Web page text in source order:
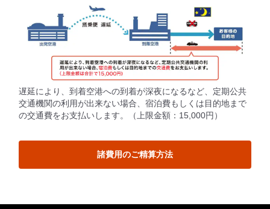
遅延により、到着空港への到着が深夜になるなど、定期公共
交通機関の利用が出来ない場合、宿泊費もしくは目的地まで
の交通費をお支払いします。（上限金額：15,000円）
諸費用のご精算方法